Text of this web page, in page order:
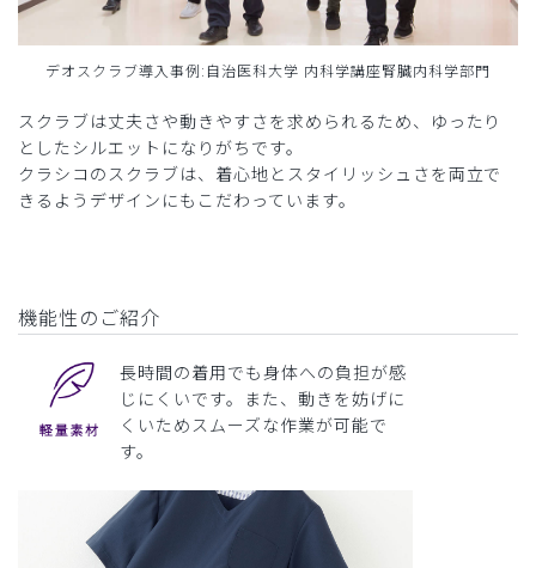
デオスクラブ導入事例:自治医科大学 内科学講座腎臓内科学部門
スクラブは丈夫さや動きやすさを求められるため、ゆったり
としたシルエットになりがちです。
クラシコのスクラブは、着心地とスタイリッシュさを両立で
きるようデザインにもこだわっています。
機能性のご紹介
長時間の着用でも身体への負担が感
じにくいです。また、動きを妨げに
くいためスムーズな作業が可能で
す。